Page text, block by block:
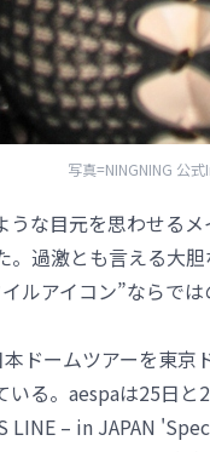
写真=NINGNING 公
うな目元を思わせる
。過激とも言える大
ルアイコン”ならでは
ドームツアーを東
いる。aespaは25日
LINE – in JAPAN